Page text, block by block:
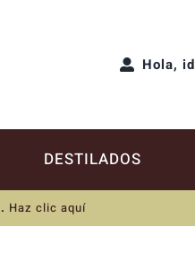
Hola,
DESTILADOS
. Haz clic aquí